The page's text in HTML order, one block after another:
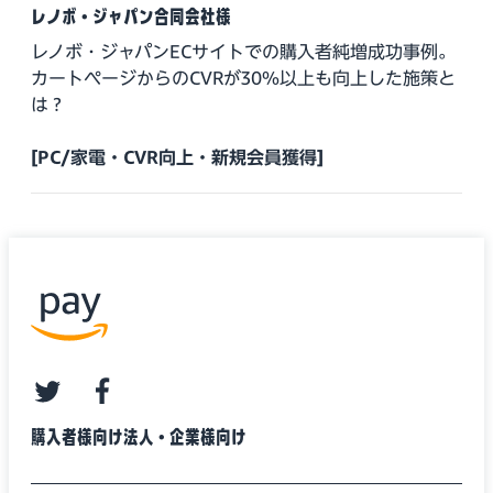
レノボ・ジャパン合同会社様
レノボ・ジャパンECサイトでの購入者純増成功事例。
カートページからのCVRが30%以上も向上した施策と
は？
[PC/家電・CVR向上・新規会員獲得]
購入者様向け法人・企業様向け
twitterfacebook